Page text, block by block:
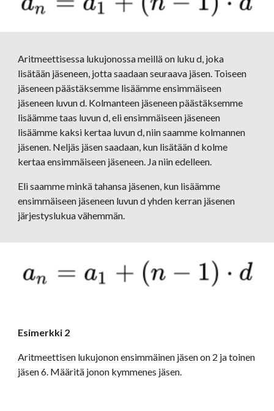
Aritmeettisessa lukujonossa meillä on luku d, joka
lisätään jäseneen, jotta saadaan seuraava jäsen. Toiseen
jäseneen päästäksemme lisäämme ensimmäiseen
jäseneen luvun d. Kolmanteen jäseneen päästäksemme
lisäämme taas luvun d, eli ensimmäiseen jäseneen
lisäämme kaksi kertaa luvun d, niin saamme kolmannen
jäsenen. Neljäs jäsen saadaan, kun lisätään d kolme
kertaa ensimmäiseen jäseneen. Ja niin edelleen.
Eli saamme minkä tahansa jäsenen, kun lisäämme
ensimmäiseen jäseneen luvun d yhden kerran jäsenen
järjestyslukua vähemmän.
Esimerkki 2
Aritmeettisen lukujonon ensimmäinen jäsen on 2 ja toinen
jäsen 6. Määritä jonon kymmenes jäsen.